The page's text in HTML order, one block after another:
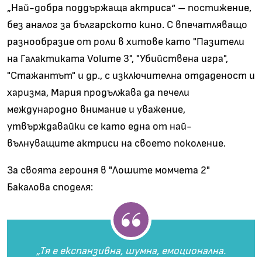
„Най-добра поддържаща актриса“ – постижение,
без аналог за българското кино. С впечатляващо
разнообразие от роли в хитове като "Пазители
на Галактиката Volume 3", "Убийствена игра",
"Стажантът" и др., с изключителна отдаденост и
харизма, Мария продължава да печели
международно внимание и уважение,
утвърждавайки се като една от най-
вълнуващите актриси на своето поколение.
За своята героиня в "Лошите момчета 2"
Бакалова споделя:
„Тя е експанзивна, шумна, емоционална.